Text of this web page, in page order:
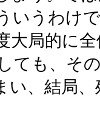
いうわけ
大局的に
ても、そ
い、結局